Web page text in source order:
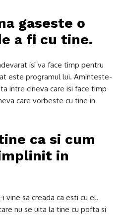
gaseste o
a fi cu tine.
isi va face timp pentru
este programul lui. Aminteste-
intre cineva care isi face timp
care vorbeste cu tine in
ca si cum
in
vine sa creada ca esti cu el.
nu se uita la tine cu pofta si